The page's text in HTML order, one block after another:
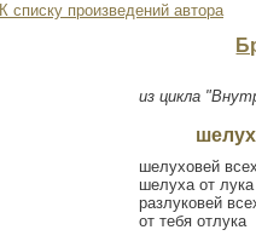
К списку произведений автора
из цикла
шелуховей
шелуха от лука
разлуковей
от тебя отлука